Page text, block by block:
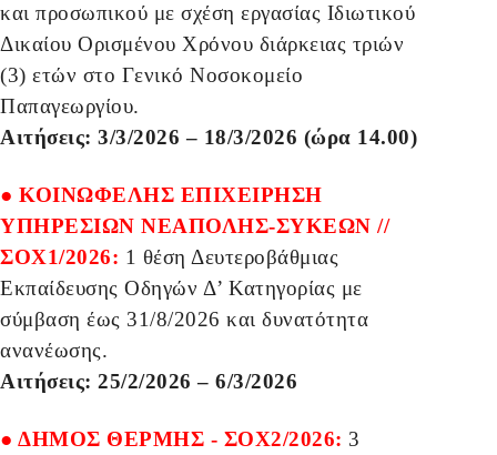
και προσωπικού με σχέση εργασίας Ιδιωτικού
Δικαίου Ορισμένου Χρόνου διάρκειας τριών
(3) ετών στο Γενικό Νοσοκομείο
Παπαγεωργίου.
Αιτήσεις: 3/3/2026 – 18/3/2026 (ώρα 14.00)
● ΚΟΙΝΩΦΕΛΗΣ ΕΠΙΧΕΙΡΗΣΗ
ΥΠΗΡΕΣΙΩΝ ΝΕΑΠΟΛΗΣ-ΣΥΚΕΩΝ //
ΣΟΧ1/2026: 1 θέση Δευτεροβάθμιας
Εκπαίδευσης Οδηγών Δ’ Κατηγορίας με
σύμβαση έως 31/8/2026 και δυνατότητα
ανανέωσης.
Αιτήσεις: 25/2/2026 – 6/3/2026
● ΔΗΜΟΣ ΘΕΡΜΗΣ - ΣΟΧ2/2026: 3